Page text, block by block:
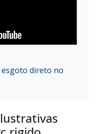
esgoto direto no